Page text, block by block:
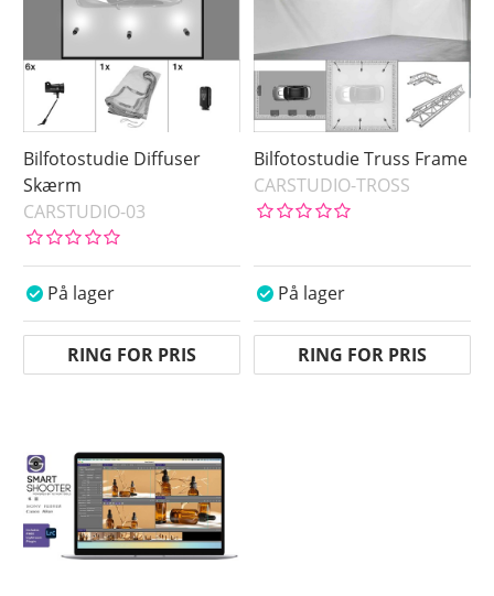
Bilfotostudie Diffuser
Skærm
CARSTUDIO-03
På lager
RING FOR PRIS
Bilfotostudie Truss Frame
CARSTUDIO-TROSS
På lager
RING FOR PRIS